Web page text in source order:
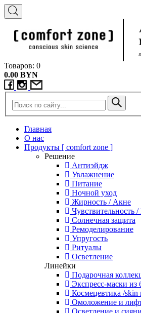
Товаров: 0
0.00 BYN
Главная
О нас
Продукты [ comfort zone ]
Решение
Антиэйдж
Увлажнение
Питание
Ночной уход
Жирность / Акне
Чувствительность
Солнечная защита
Ремоделирование
Упругость
Ритуалы
Осветление
Линейки
Подарочная
Экспресс-маски
Космецевтика /skin
Омоложение и
Осветление и